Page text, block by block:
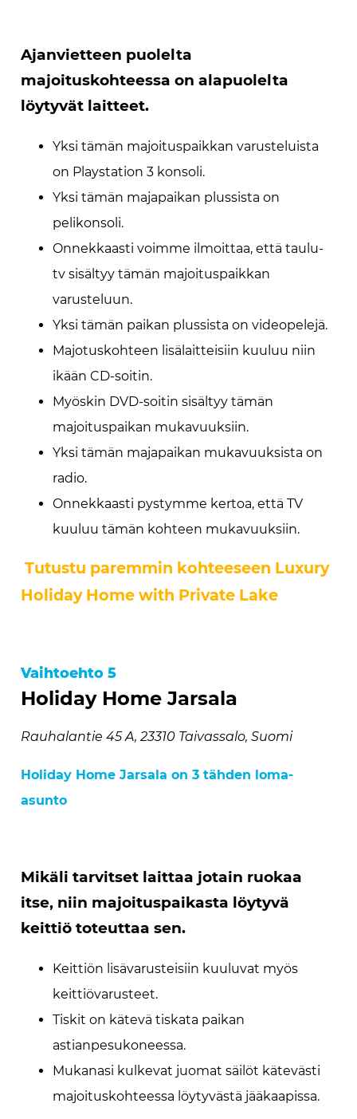
Ajanvietteen puolelta
majoituskohteessa on alapuolelta
löytyvät laitteet.
Yksi tämän majoituspaikkan varusteluista
on Playstation 3 konsoli.
Yksi tämän majapaikan plussista on
pelikonsoli.
Onnekkaasti voimme ilmoittaa, että taulu-
tv sisältyy tämän majoituspaikkan
varusteluun.
Yksi tämän paikan plussista on videopelejä.
Majotuskohteen lisälaitteisiin kuuluu niin
ikään CD-soitin.
Myöskin DVD-soitin sisältyy tämän
majoituspaikan mukavuuksiin.
Yksi tämän majapaikan mukavuuksista on
radio.
Onnekkaasti pystymme kertoa, että TV
kuuluu tämän kohteen mukavuuksiin.
Tutustu paremmin kohteeseen Luxury
Holiday Home with Private Lake
Vaihtoehto 5
Holiday Home Jarsala
Rauhalantie 45 A, 23310 Taivassalo, Suomi
Holiday Home Jarsala on 3 tähden loma-
asunto
Mikäli tarvitset laittaa jotain ruokaa
itse, niin majoituspaikasta löytyvä
keittiö toteuttaa sen.
Keittiön lisävarusteisiin kuuluvat myös
keittiövarusteet.
Tiskit on kätevä tiskata paikan
astianpesukoneessa.
Mukanasi kulkevat juomat säilöt kätevästi
majoituskohteessa löytyvästä jääkaapissa.